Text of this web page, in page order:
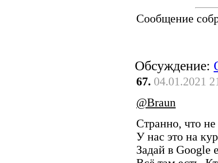
Сообщение
Обсуждение:
67. 04.01.2021
@Braun
Странно, что
У нас это на
Задай в Google